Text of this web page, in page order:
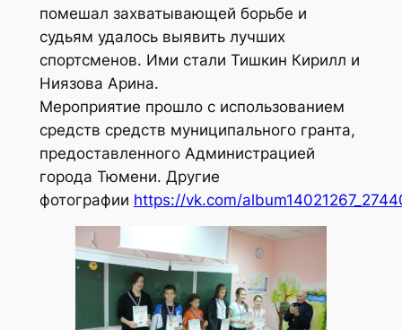
помешал захватывающей борьбе и
судьям удалось выявить лучших
спортсменов. Ими стали Тишкин Кирилл и
Ниязова Арина.
Мероприятие прошло с использованием
средств средств муниципального гранта,
предоставленного Администрацией
города Тюмени. Другие
фотографии https://vk.com/